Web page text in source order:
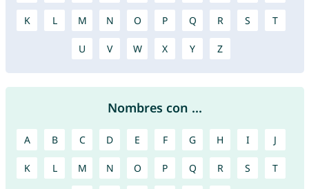
K L M N O P Q R S T
U V W X Y Z
Nombres con ...
A B C D E F G H I J
K L M N O P Q R S T